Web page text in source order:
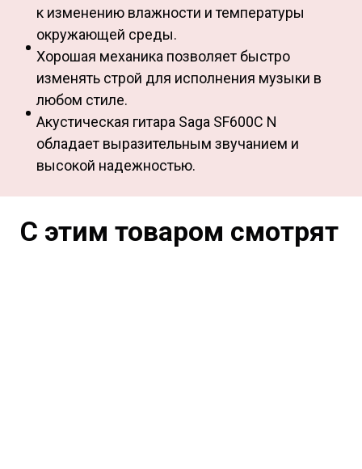
к изменению влажности и температуры
окружающей среды.
Хорошая механика позволяет быстро
изменять строй для исполнения музыки в
любом стиле.
Акустическая гитара Saga SF600C N
обладает выразительным звучанием и
высокой надежностью.
С этим товаром смотрят